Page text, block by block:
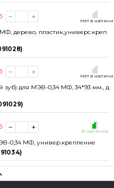
дерево, пластик,универс.креп
Нет в
зуб) для МЭВ-0,34 МФ, 34*93 мм., д
Нет в
0,34 МФ, универ.крепление
В наличии